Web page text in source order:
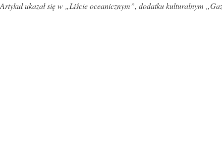
Artykuł ukazał się w „Liście oceanicznym”, dodatku kulturalnym